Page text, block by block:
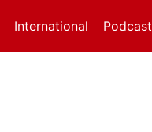
International Podcast